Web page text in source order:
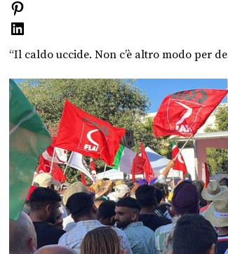
“Il caldo uccide. Non c’è altro modo per